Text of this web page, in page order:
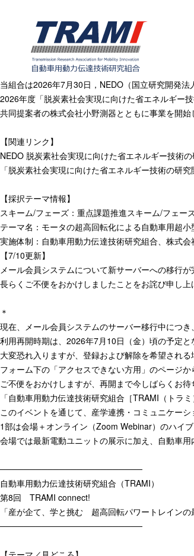
当組合は2026年7月30日，NEDO（国立研究開発
2026年度「脱炭素社会実現に向けた省エネルギー
共同提案者の株式会社小野測器とともに事業を開始
【関連リンク】
NEDO 脱炭素社会実現に向けた省エネルギー技術
「脱炭素社会実現に向けた省エネルギー技術の
【採択テーマ情報】
スキーム/フェーズ：重点課題推進スキーム/フェー
テーマ名：モータの超高回転化による自動車用超
実施体制：自動車用動力伝達技術研究組合、株式会
【7/10更新】
メール会員システムについて新サーバーへの移行
長らくご不便をおかけしましたことをお詫び申し上
＊
現在、メール会員システムのサーバー移行中につ
利用再開時期は、2026年7月 10日（金）頃の予定と
大変恐れ入りますが、登録および解除を希望され
フォーム下の「アクセスできない方用」のページ
ご不便をおかけしますが、再開まで今しばらくお
「自動車用動力伝達技術研究組合［TRAMI（トラ
このイベントを通じて、産学連携・コミュニケー
1部は会場＋オンライン（Zoom Webinar）のハイ
会場では最新電動ユニットの展示に加え、自動車
────────────────────────
自動車用動力伝達技術研究組合（TRAMI）
第8回 TRAMI connect!
「産が企て、学と挑む 超高回転パワートレインの
────────────────────────